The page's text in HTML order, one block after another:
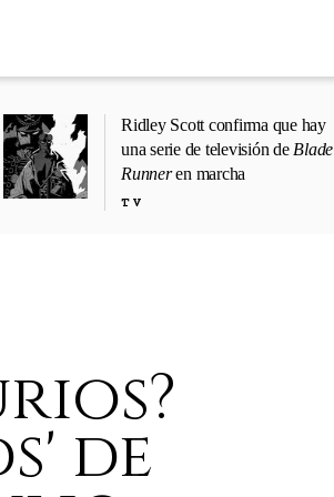
Ridley Scott confirma que hay
una serie de televisión de Blade
Runneren marcha
TV
de